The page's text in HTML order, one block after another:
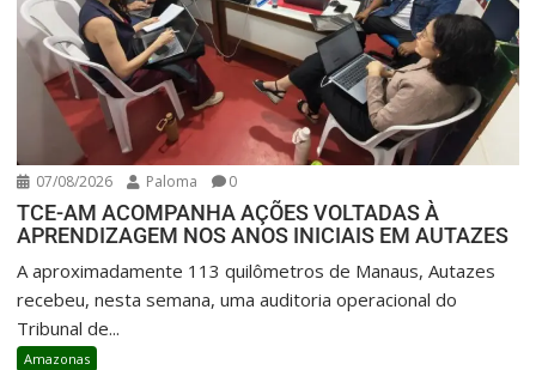
07/08/2026 Paloma 0
TCE-AM ACOMPANHA AÇÕES VOLTADAS À
APRENDIZAGEM NOS ANOS INICIAIS EM AUTAZES
A aproximadamente 113 quilômetros de Manaus, Autazes
recebeu, nesta semana, uma auditoria operacional do
Tribunal de...
Amazonas